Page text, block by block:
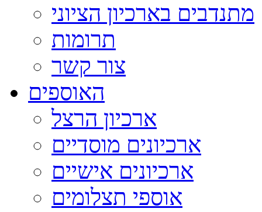
מתנדבים בארכיון הציוני
תרומות
צור קשר
האוספים
ארכיון הרצל
ארכיונים מוסדיים
ארכיונים אישיים
אוספי תצלומים